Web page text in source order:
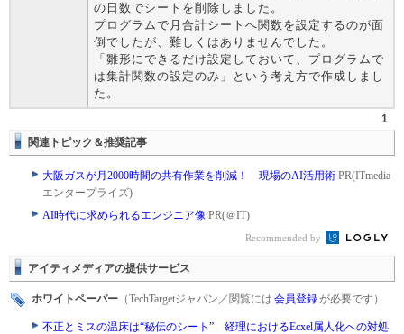
の日数でシートを削除しました。
プログラムで月合計シートへ関数を設定するのが面
倒でしたが、難しくはありませんでした。
「雛形にできるだけ設定しておいて、プログラムで
は集計関数の設定のみ」という考え方で作成しまし
た。
1
関連トピック＆推奨記事
大阪ガスが月2000時間の共有作業を削減！ 現場のAI活用術 PR(ITmedia
エンタープライズ)
AI時代に求められるエンジニア像 PR(＠IT)
Recommended by
アイティメディアの提供サービス
ホワイトペーパー （TechTargetジャパン／閲覧には 会員登録が必要です）
不正とミスの温床は“秘伝のシート” 経理におけるEcxel属人化への対処